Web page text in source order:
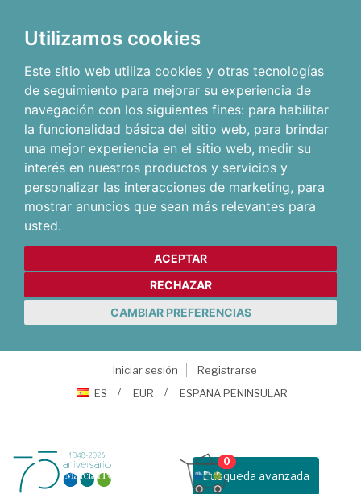
Utilizamos cookies
Este sitio web utiliza cookies y otras tecnologías
de seguimiento para mejorar su experiencia de
navegación con los siguientes fines: para habilitar
la funcionalidad básica del sitio web, para brindar
una mejor experiencia en el sitio web, medir su
interés en nuestros productos y servicios y
personalizar las interacciones de marketing, para
mostrar anuncios que sean más relevantes para
usted.
ACEPTAR
RECHAZAR
CAMBIAR PREFERENCIAS
Iniciar sesión
Registrarse
ES
EUR ESPAÑA PENINSULAR
Busqueda avanzada
0